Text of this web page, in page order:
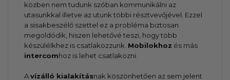
közben nem tudunk szóban kommunikálni az
utasunkkal illetve az utunk többi résztvevőjével. Ezzel
a sisakbeszélő szettel ez a probléma biztosan
megoldódik, hiszen lehetővé teszi, hogy több
készülélkhez is csatlakozzunk. Mobilokhoz és más
intercomhoz is lehet csatlakozni.
Avízálló kialakításnak köszönhetően az sem jelent